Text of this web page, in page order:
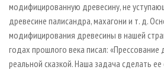
модифицированную древесину, не
древесине палисандра, махагони и т. д.
модифицирования древесины в нашей
годах прошлого века писал: «Прессование
реальной сказкой. Наша задача сделать